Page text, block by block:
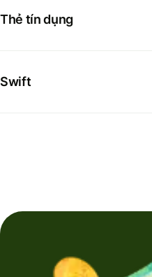
Thẻ tín dụng
Swift